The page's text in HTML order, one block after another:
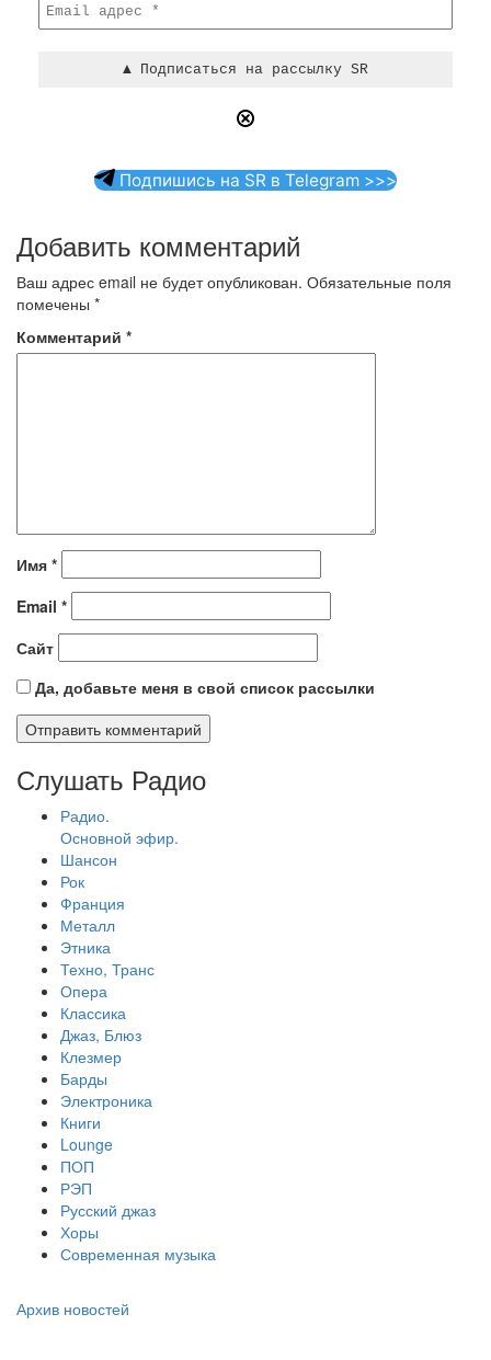
Подпишись на SR в Telegram >>>
Добавить комментарий
Ваш адрес email не будет опубликован. Обязательные поля
помечены *
Комментарий *
Имя *
Email *
Сайт
Да, добавьте меня в свой список рассылки
Слушать Радио
Радио.
Основной эфир.
Шансон
Рок
Франция
Металл
Этника
Техно, Транс
Опера
Классика
Джаз, Блюз
Клезмер
Барды
Электроника
Книги
Lounge
ПОП
РЭП
Русский джаз
Хоры
Современная музыка
Архив новостей